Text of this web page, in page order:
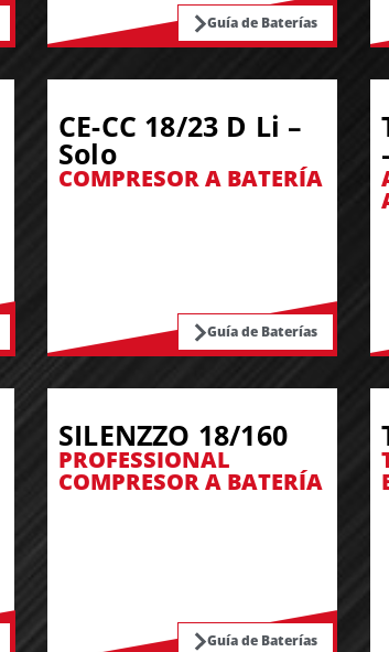
Guía de Baterías
CE-CC 18/23 D Li –
Solo
COMPRESOR A BATERÍA
Guía de Baterías
SILENZZO 18/160
PROFESSIONAL
COMPRESOR A BATERÍA
Guía de Baterías